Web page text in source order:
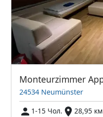
24534 Neumünster
1-15 Чол.
28,95 км